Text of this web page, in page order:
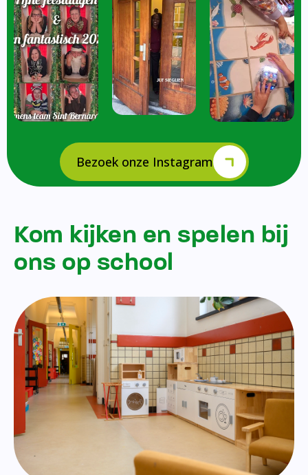
Bezoek onze Instagram
Kom kijken en spelen bij
ons op school